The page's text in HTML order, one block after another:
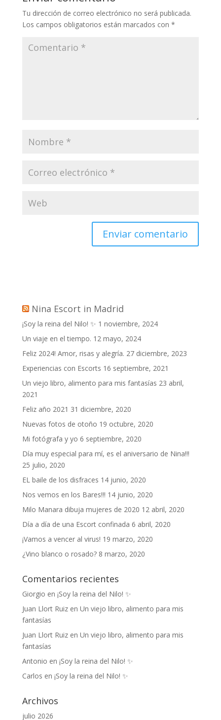
Tu dirección de correo electrónico no será publicada.
Los campos obligatorios están marcados con *
Nina Escort in Madrid
¡Soy la reina del Nilo! ✨ 1 noviembre, 2024
Un viaje en el tiempo. 12 mayo, 2024
Feliz 2024! Amor, risas y alegría. 27 diciembre, 2023
Experiencias con Escorts 16 septiembre, 2021
Un viejo libro, alimento para mis fantasías 23 abril,
2021
Feliz año 2021 31 diciembre, 2020
Nuevas fotos de otoño 19 octubre, 2020
Mi fotógrafa y yo 6 septiembre, 2020
Día muy especial para mí, es el aniversario de Nina!!!
25 julio, 2020
EL baile de los disfraces 14 junio, 2020
Nos vemos en los Bares!!! 14 junio, 2020
Milo Manara dibuja mujeres de 2020 12 abril, 2020
Día a día de una Escort confinada 6 abril, 2020
¡Vamos a vencer al virus! 19 marzo, 2020
¿Vino blanco o rosado? 8 marzo, 2020
Comentarios recientes
Giorgio en ¡Soy la reina del Nilo! ✨
Juan Llort Ruizen Un viejo libro, alimento para mis
fantasías
Juan Llort Ruizen Un viejo libro, alimento para mis
fantasías
Antonio en ¡Soy la reina del Nilo! ✨
Carlos en ¡Soy la reina del Nilo! ✨
Archivos
julio 2026